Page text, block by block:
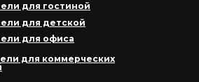
для коммерческих
для гостиной
для детской
для офиса